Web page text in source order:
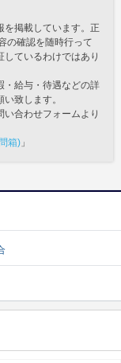
を掲載しています。正
の確認を随時行って
ているわけではあり
・給与・待遇などの詳
致します。
合わせフォームより
箱) 」